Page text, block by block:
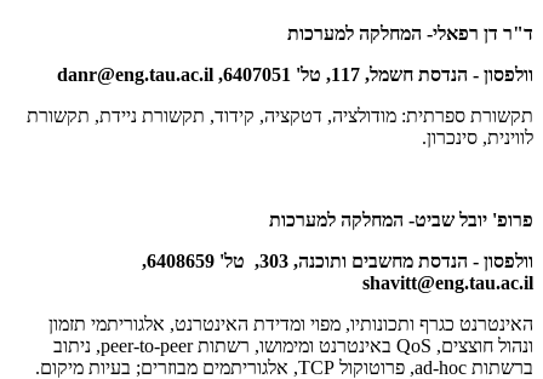
ד"ר דן רפאלי- המחלקה למערכות
וולפסון - הנדסת חשמל, 117, טל' 6407051,
danr@eng.tau.ac.il
תקשורת ספרתית: מודולציה, דטקציה, קידוד, תקשורת ניידת, תקשורת
לווינית, סינכרון.
פרופ' יובל שביט- המחלקה למערכות
וולפסון - הנדסת מחשבים ותוכנה, 303, טל' 6408659,
shavitt@eng.tau.ac.il
האינטרנט כגרף ותכונותיו, מפוי ומדידת האינטרנט, אלגוריתמי תזמון
ונהול חוצצים, QoS באינטרנט ומימושו, רשתותpeer-to-peer, ניתוב
ברשתות ad-hoc, פרוטוקול TCP, אלגוריתמים מבוזרים; בעיות מיקום.